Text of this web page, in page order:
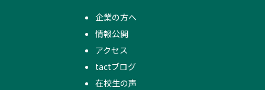
企業の方へ
情報公開
アクセス
tactブログ
在校生の声